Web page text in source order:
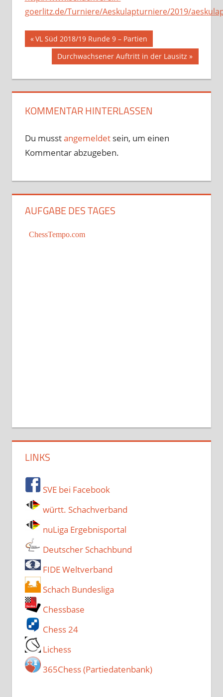
goerlitz.de/Turniere/Aeskulapturniere/2019/
Beitragsnavigation
Vorheriger
Beitrag:
VL Süd 2018/19 Runde 9 – Partien
Nächster
Beitrag:
Durchwachsener Auftritt in der Lausitz
KOMMENTAR HINTERLASSEN
Du musstangemeldetsein, um einen
Kommentar abzugeben.
AUFGABE DES TAGES
LINKS
SVE bei Facebook
württ. Schachverband
nuLiga Ergebnisportal
Deutscher Schachbund
FIDE Weltverband
Schach Bundesliga
Chessbase
Chess 24
Lichess
365Chess (Partiedatenbank)